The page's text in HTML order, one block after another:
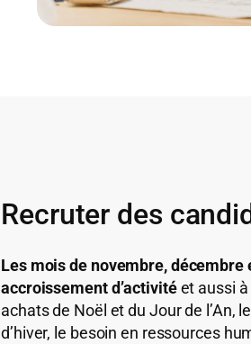
Recruter des
Les mois de novembre,
accroissement d’activitéet aussi à
achats de Noël et du Jour de l’An,
d’hiver, le besoin en ressources